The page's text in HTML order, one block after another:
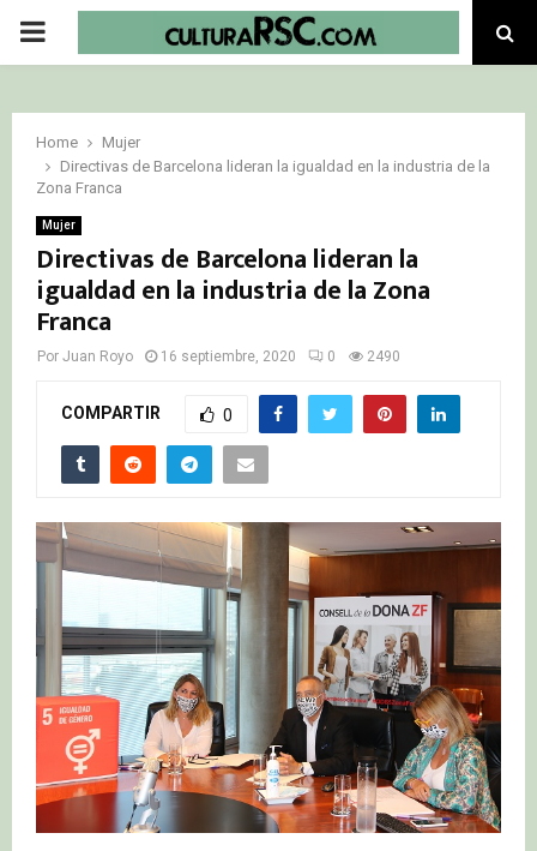
PRIMARY
Home
Mujer
Directivas de Barcelona lideran la igualdad en la industria de la
Zona Franca
Mujer
Directivas de Barcelona lideran la
igualdad en la industria de la Zona
Franca
Por Juan Royo 16 septiembre, 2020 0 2490
COMPARTIR 0